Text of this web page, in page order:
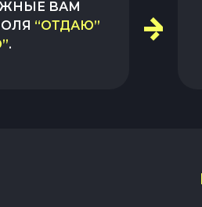
ВАМ
“ОТДАЮ”
.